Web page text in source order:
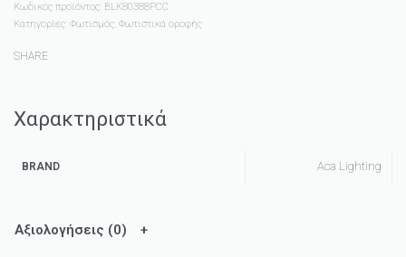
Κωδικός προϊόντος: BLK80388PCC
Κατηγορίες: Φωτισμός, Φωτιστικά οροφής
SHARE
Χαρακτηριστικά
BRAND Aca Lighting
Αξιολογήσεις (0)